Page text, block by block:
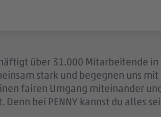
über 31.000 Mitarbeitende
stark und begegnen uns mit
fairen Umgang miteinander
bei PENNY kannst du alles